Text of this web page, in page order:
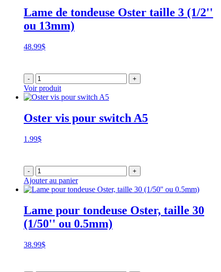
Lame de tondeuse Oster taille 3 (1/2''
ou 13mm)
48.99$
- +
Voir produit
Oster vis pour switch A5
1.99$
- +
Ajouter au panier
Lame pour tondeuse Oster, taille 30
(1/50'' ou 0.5mm)
38.99$